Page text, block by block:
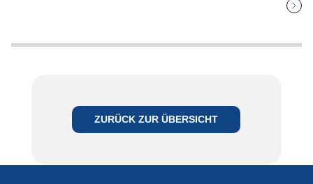
ZURÜCK ZUR ÜBERSICHT